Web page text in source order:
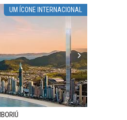
UM ÍCONE INTERNACIONAL